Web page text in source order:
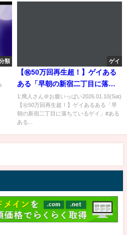
類 ゲイ
【㊗️50万回再生超！】ゲイある
ある「早朝の新宿二丁目に落ち
ているゲイ」#あるある #ゲイ #
泥酔
1:廃人さん＠お腹いっぱい2026.01.10(Sat)
【㊗️50万回再生超！】ゲイあるある「早
朝の新宿二丁目に落ちているゲイ」#ある
ある...